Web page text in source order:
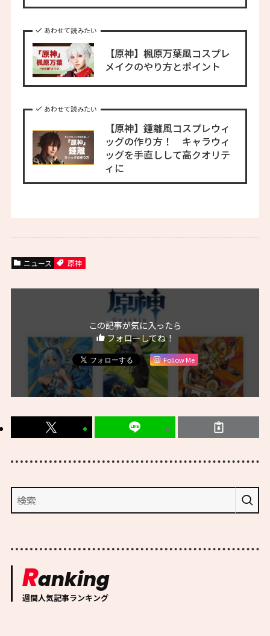
あわせて読みたい
【原神】楓原万葉風コスプレ
メイクのやり方とポイント
あわせて読みたい
【原神】鍾離風コスプレウィ
ッグの作り方！ キャラウィ
ッグを手直しして高クオリテ
ィに
ニュース 原神
この記事が気に入ったら
フォローしてね！
Follow Me
Ranking
週間人気記事ランキング